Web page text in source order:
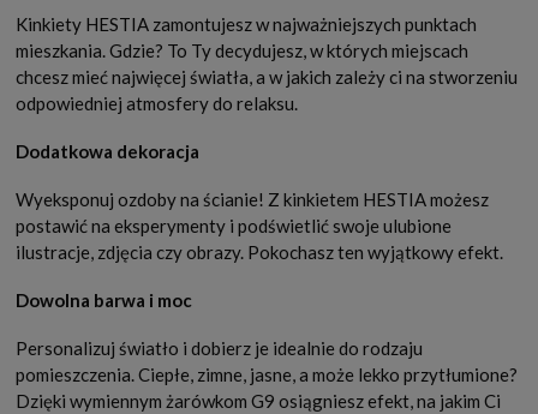
Kinkiety HESTIA zamontujesz w najważniejszych punktach
mieszkania. Gdzie? To Ty decydujesz, w których miejscach
chcesz mieć najwięcej światła, a w jakich zależy ci na stworzeniu
odpowiedniej atmosfery do relaksu.
Dodatkowa dekoracja
Wyeksponuj ozdoby na ścianie! Z kinkietem HESTIA możesz
postawić na eksperymenty i podświetlić swoje ulubione
ilustracje, zdjęcia czy obrazy. Pokochasz ten wyjątkowy efekt.
Dowolna barwa i moc
Personalizuj światło i dobierz je idealnie do rodzaju
pomieszczenia. Ciepłe, zimne, jasne, a może lekko przytłumione?
Dzięki wymiennym żarówkom G9 osiągniesz efekt, na jakim Ci